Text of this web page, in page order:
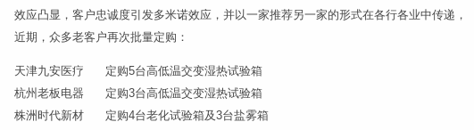
效应凸显，客户忠诚度引发多米诺效应，并以一家推荐另一家的形式在各行各业中传递，
近期，众多老客户再次批量定购：
天津九安医疗 定购5台高低温交变湿热试验箱
杭州老板电器 定购3台高低温交变湿热试验箱
株洲时代新材 定购4台老化试验箱及3台盐雾箱